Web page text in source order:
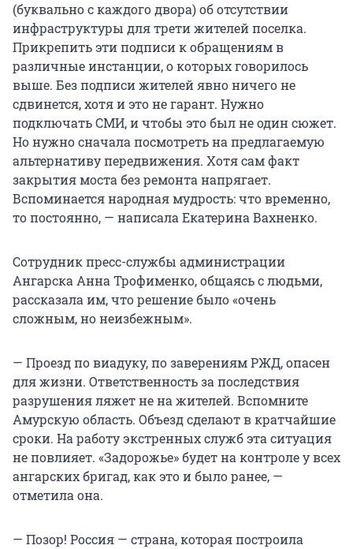
(буквально с каждого двора) об отсутствии
инфраструктуры для трети жителей поселка.
Прикрепить эти подписи к обращениям в
различные инстанции, о которых говорилось
выше. Без подписи жителей явно ничего не
сдвинется, хотя и это не гарант. Нужно
подключать СМИ, и чтобы это был не один сюжет.
Но нужно сначала посмотреть на предлагаемую
альтернативу передвижения. Хотя сам факт
закрытия моста без ремонта напрягает.
Вспоминается народная мудрость: что временно,
то постоянно, — написала Екатерина Вахненко.
Сотрудник пресс-службы администрации
Ангарска Анна Трофименко, общаясь с людьми,
рассказала им, что решение было «очень
сложным, но неизбежным».
— Проезд по виадуку, по заверениям РЖД, опасен
для жизни. Ответственность за последствия
разрушения ляжет не на жителей. Вспомните
Амурскую область. Объезд сделают в кратчайшие
сроки. На работу экстренных служб эта ситуация
не повлияет. «Задорожье» будет на контроле у всех
ангарских бригад, как это и было ранее, —
отметила она.
— Позор! Россия — страна, которая построила